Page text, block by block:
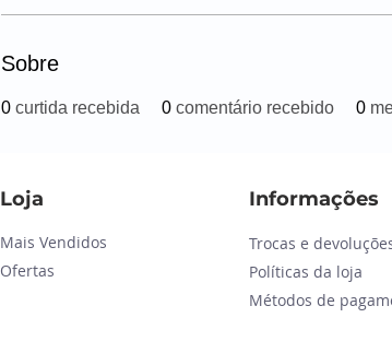
Sobre
0 curtida recebida 0 comentário recebido 0
Loja
Mais Vendidos
Ofertas
Informações
Trocas e
Políticas da loja
Métodos de